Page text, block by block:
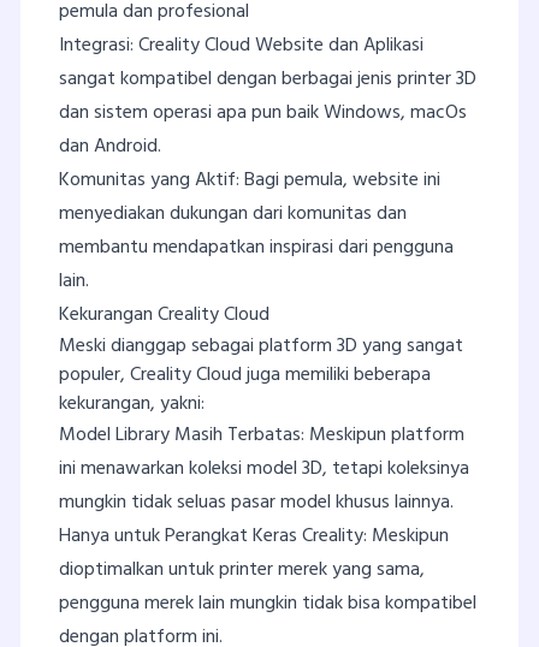
pemula dan profesional
Integrasi: Creality Cloud Website dan Aplikasi
sangat kompatibel dengan berbagai jenis printer 3D
dan sistem operasi apa pun baik Windows, macOs
dan Android.
Komunitas yang Aktif: Bagi pemula, website ini
menyediakan dukungan dari komunitas dan
membantu mendapatkan inspirasi dari pengguna
lain.
Kekurangan Creality Cloud
Meski dianggap sebagai platform 3D yang sangat
populer, Creality Cloud juga memiliki beberapa
kekurangan, yakni:
Model Library Masih Terbatas: Meskipun platform
ini menawarkan koleksi model 3D, tetapi koleksinya
mungkin tidak seluas pasar model khusus lainnya.
Hanya untuk Perangkat Keras Creality: Meskipun
dioptimalkan untuk printer merek yang sama,
pengguna merek lain mungkin tidak bisa kompatibel
dengan platform ini.